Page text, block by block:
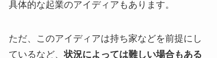
具体的な起業のアイディアもあります。
ただ、このアイディアは持ち家などを前提にし
ているなど、状況によっては難しい場合もある